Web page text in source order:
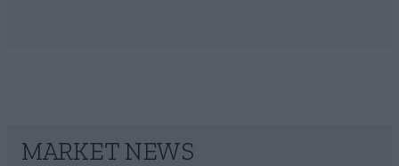
MARKET NEWS